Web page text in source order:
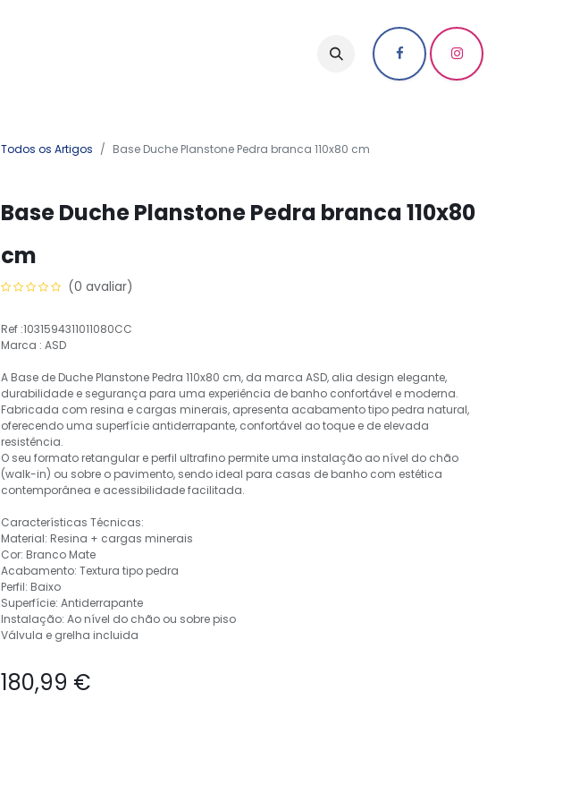
Todos os Artigos Base Duche Planstone Pedra branca 110x80 cm
Base Duche Planstone Pedra branca 110x80
cm
(0 avaliar)
Ref :1031594311011080CC
Marca : ASD
A Base de Duche Planstone Pedra 110x80 cm, da marca ASD, alia design elegante,
durabilidade e segurança para uma experiência de banho confortável e moderna.
Fabricada com resina e cargas minerais, apresenta acabamento tipo pedra natural,
oferecendo uma superfície antiderrapante, confortável ao toque e de elevada
resistência.
O seu formato retangular e perfil ultrafino permite uma instalação ao nível do chão
(walk-in) ou sobre o pavimento, sendo ideal para casas de banho com estética
contemporânea e acessibilidade facilitada.
Características Técnicas:
Material: Resina + cargas minerais
Cor: Branco Mate
Acabamento: Textura tipo pedra
Perfil: Baixo
Superfície: Antiderrapante
Instalação: Ao nível do chão ou sobre piso
Válvula e grelha incluida
180,99 €